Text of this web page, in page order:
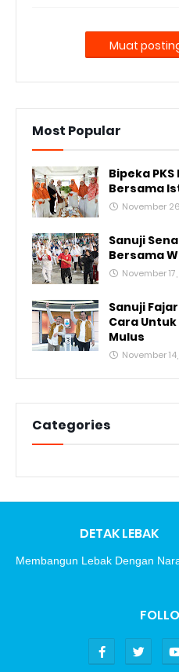
Muat
Most Popular
Bipeka
Bersama
November
Sanuji
Bersama
November
Sanuji
Cara
Mulus
November
Categories
DETAK LEBAK
Membangun Lebak Dengan